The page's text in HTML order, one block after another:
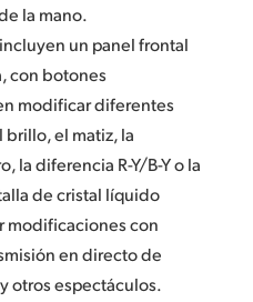
la mano.
un panel frontal
con botones
modificar diferentes
brillo, el matiz, la
la diferencia R-Y/B-Y o la
de cristal líquido
modificaciones con
en directo de
otros espectáculos.